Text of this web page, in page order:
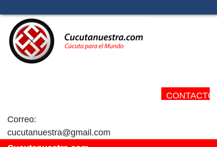
CONTACTO:
Correo:
cucutanuestra@gmail.com